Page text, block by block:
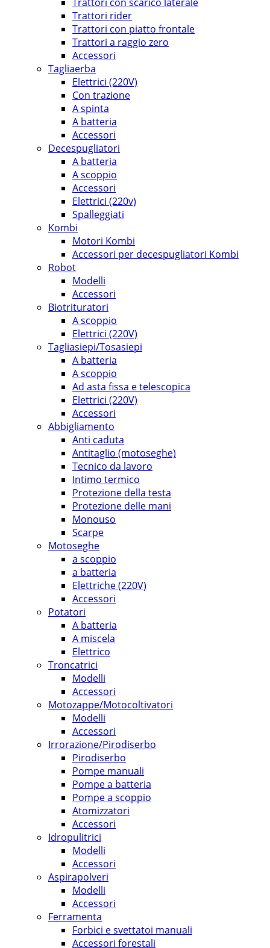
Trattori rider
Trattori con piatto frontale
Trattori a raggio zero
Accessori
Tagliaerba
Elettrici (220V)
Con trazione
A spinta
A batteria
Accessori
Decespugliatori
A batteria
A scoppio
Accessori
Elettrici (220v)
Spalleggiati
Kombi
Motori Kombi
Accessori per decespugliatori Kombi
Robot
Modelli
Accessori
Biotrituratori
A scoppio
Elettrici (220V)
Tagliasiepi/Tosasiepi
A batteria
A scoppio
Ad asta fissa e telescopica
Elettrici (220V)
Accessori
Abbigliamento
Anti caduta
Antitaglio (motoseghe)
Tecnico da lavoro
Intimo termico
Protezione della testa
Protezione delle mani
Monouso
Scarpe
Motoseghe
a scoppio
a batteria
Elettriche (220V)
Accessori
Potatori
A batteria
A miscela
Elettrico
Troncatrici
Modelli
Accessori
Motozappe/Motocoltivatori
Modelli
Accessori
Irrorazione/Pirodiserbo
Pirodiserbo
Pompe manuali
Pompe a batteria
Pompe a scoppio
Atomizzatori
Accessori
Idropulitrici
Modelli
Accessori
Aspirapolveri
Modelli
Accessori
Ferramenta
Forbici e svettatoi manuali
Accessori forestali